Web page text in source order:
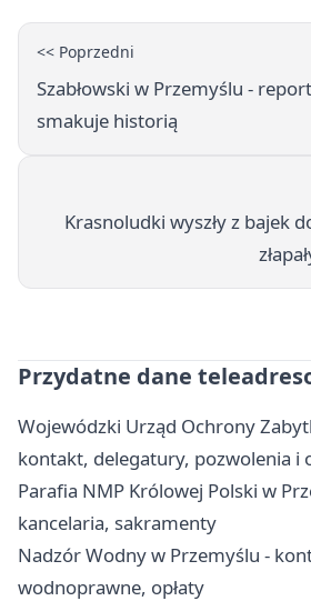
<< Poprzedni
Szabłowski w Przemyślu -
smakuje historią
Krasnoludki wyszły z bajek
Przydatne dane
Wojewódzki Urząd Ochrony
kontakt, delegatury, pozwolenia i
Parafia NMP Królowej Polski w
kancelaria, sakramenty
Nadzór Wodny w Przemyślu -
wodnoprawne, opłaty